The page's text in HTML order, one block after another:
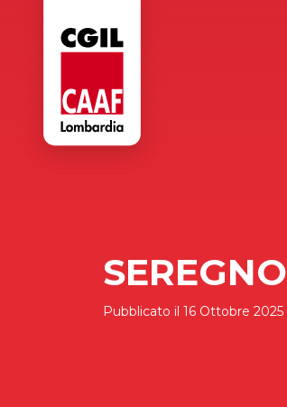
SEREGNO
Pubblicato il 16 Ottobre 2025